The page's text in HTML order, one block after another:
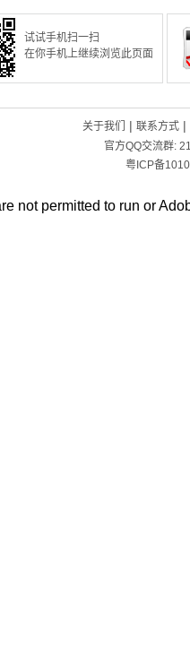
试试手机扫一扫
在你手机上继续浏览此页面
关于我们 | 联系方式|
官方QQ交流群:
粤ICP备
not permitted to run or